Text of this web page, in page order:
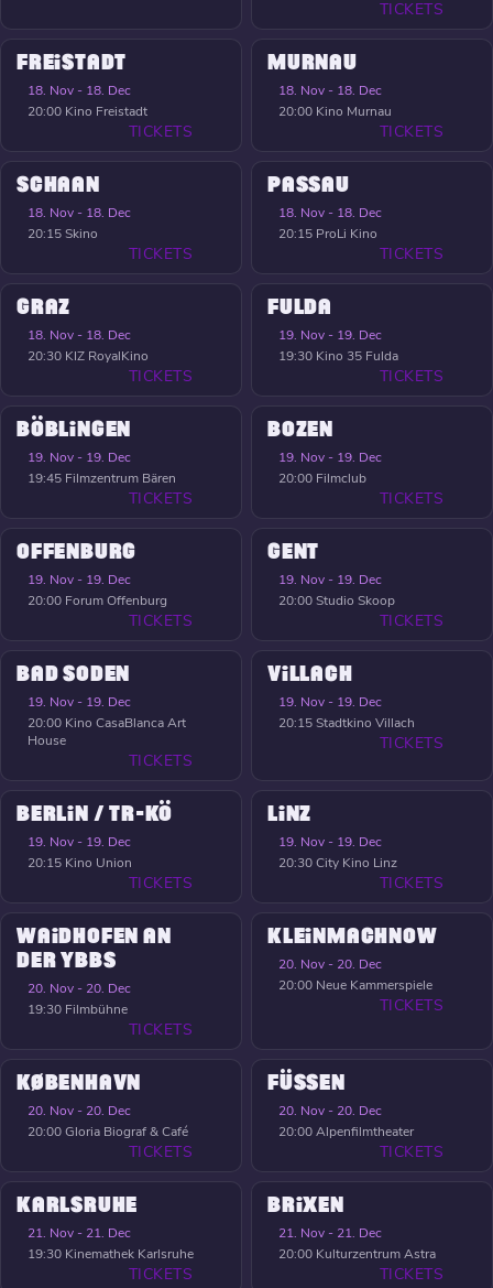
TICKETS
FREISTADT
18. Nov - 18. Dec
20:00 Kino Freistadt
TICKETS
MURNAU
18. Nov - 18. Dec
20:00 Kino Murnau
TICKETS
SCHAAN
18. Nov - 18. Dec
20:15Skino
TICKETS
PASSAU
18. Nov - 18. Dec
20:15 ProLi Kino
TICKETS
GRAZ
18. Nov - 18. Dec
20:30 KIZ RoyalKino
TICKETS
FULDA
19. Nov - 19. Dec
19:30 Kino 35 Fulda
TICKETS
BÖBLINGEN
19. Nov - 19. Dec
19:45 Filmzentrum Bären
TICKETS
BOZEN
19. Nov - 19. Dec
20:00 Filmclub
TICKETS
OFFENBURG
19. Nov - 19. Dec
20:00 Forum Offenburg
TICKETS
GENT
19. Nov - 19. Dec
20:00Studio Skoop
TICKETS
BAD SODEN
19. Nov - 19. Dec
20:00 Kino CasaBlanca Art
House
TICKETS
VILLACH
19. Nov - 19. Dec
20:15Stadtkino Villach
TICKETS
BERLIN / TR-KÖ
19. Nov - 19. Dec
20:15 Kino Union
TICKETS
LINZ
19. Nov - 19. Dec
20:30City Kino Linz
TICKETS
WAIDHOFEN AN
DER YBBS
20. Nov - 20. Dec
19:30 Filmbühne
TICKETS
KLEINMACHNOW
20. Nov - 20. Dec
20:00 Neue Kammerspiele
TICKETS
KØBENHAVN
20. Nov - 20. Dec
20:00Gloria Biograf & Café
TICKETS
FÜSSEN
20. Nov - 20. Dec
20:00Alpenfilmtheater
TICKETS
KARLSRUHE
21. Nov - 21. Dec
19:30 Kinemathek Karlsruhe
TICKETS
BRIXEN
21. Nov - 21. Dec
20:00 Kulturzentrum Astra
TICKETS